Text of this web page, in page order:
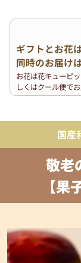
ギフトとお花
同時のお届け
お花は花キューピ
しくはクール便でお
国産
敬老
【